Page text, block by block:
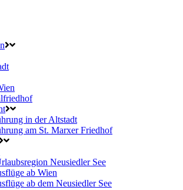
in der Altstadt
am St. Marxer Friedhof
Neusiedler See
ab Wien
ab dem Neusiedler See